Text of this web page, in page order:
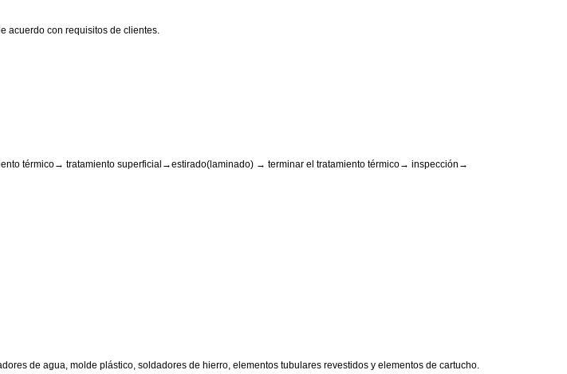
acuerdo con requisitos de clientes.
térmico→ tratamiento superficial→estirado(laminado) → terminar el tratamiento térmico→ inspección→
de agua, molde plástico, soldadores de hierro, elementos tubulares revestidos y elementos de cartucho.